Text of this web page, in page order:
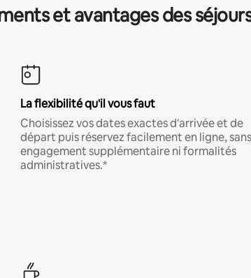
et avantages des
La flexibilité qu'il vous faut
Choisissez vos dates exactes d'arrivée et de
départ puis réservez facilement en ligne, sans
engagement supplémentaire ni formalités
administratives.*